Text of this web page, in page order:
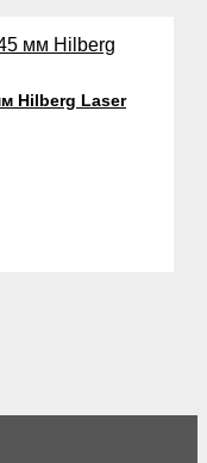
Hilberg Laser